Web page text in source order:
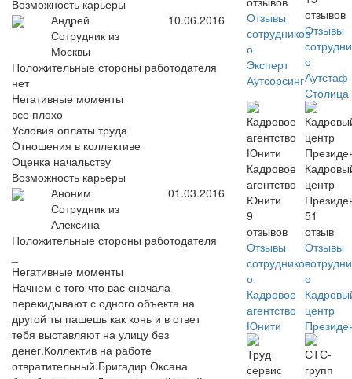
Возможность карьеры
Андрей
Сотрудник из
Москвы
10.06.2016
Положительные стороны работодателя
нет
Негативные моменты
все плохо
Условия оплаты труда
Отношения в коллективе
Оценка начальству
Возможность карьеры
Аноним
Сотрудник из
Алексина
01.03.2016
Положительные стороны работодателя
Негативные моменты
Начнем с того что вас сначала
перекидывают с одного объекта на
другой ты пашешь как конь и в ответ
тебя выставляют на улицу без
денег.Коллектив на работе
отвратительный.Бригадир Оксана
Отзывы
сотрудников
о
Эксперт
Аутсорсинг
отзывов
Отзывы
о
Аутстаф
Столица
Кадровое
агентство
Юнити
9
отзывов
Отзывы
сотрудников
о
Кадровое
агентство
Юнити
центр
51
отзыв
Отзывы
о
центр